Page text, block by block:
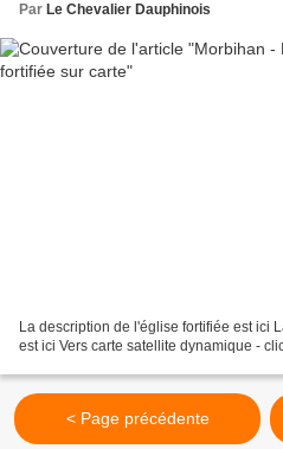
Par Le Chevalier Dauphinois
La description de l'église fortifiée est ici
est ici Vers carte satellite dynamique -
< Page précédente